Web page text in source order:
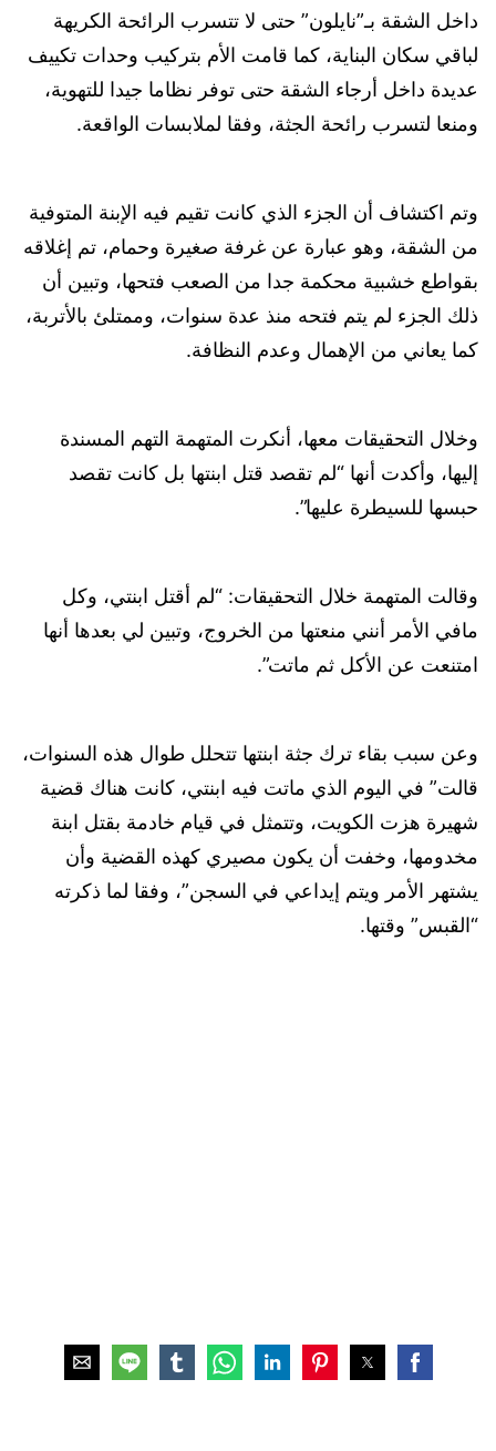
داخل الشقة بـ”نايلون” حتى لا تتسرب الرائحة الكريهة
لباقي سكان البناية، كما قامت الأم بتركيب وحدات تكييف
عديدة داخل أرجاء الشقة حتى توفر نظاما جيدا للتهوية،
ومنعا لتسرب رائحة الجثة، وفقا لملابسات الواقعة.
وتم اكتشاف أن الجزء الذي كانت تقيم فيه الإبنة المتوفية
من الشقة، وهو عبارة عن غرفة صغيرة وحمام، تم إغلاقه
بقواطع خشبية محكمة جدا من الصعب فتحها، وتبين أن
ذلك الجزء لم يتم فتحه منذ عدة سنوات، وممتلئ بالأتربة،
كما يعاني من الإهمال وعدم النظافة.
وخلال التحقيقات معها، أنكرت المتهمة التهم المسندة
إليها، وأكدت أنها “لم تقصد قتل ابنتها بل كانت تقصد
حبسها للسيطرة عليها”.
وقالت المتهمة خلال التحقيقات: “لم أقتل ابنتي، وكل
مافي الأمر أنني منعتها من الخروج، وتبين لي بعدها أنها
امتنعت عن الأكل ثم ماتت”.
وعن سبب بقاء ترك جثة ابنتها تتحلل طوال هذه السنوات،
قالت” في اليوم الذي ماتت فيه ابنتي، كانت هناك قضية
شهيرة هزت الكويت، وتتمثل في قيام خادمة بقتل ابنة
مخدومها، وخفت أن يكون مصيري كهذه القضية وأن
يشتهر الأمر ويتم إيداعي في السجن”، وفقا لما ذكرته
“القبس” وقتها.